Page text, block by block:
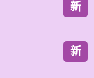
新
新